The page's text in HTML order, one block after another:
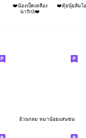
❤️น้องเป็ดเหลือง
น่ารัก3❤️
❤️ตุ้ยนุ้ยส้มโ
อ้วนกลม หมาน้อยแสนซน